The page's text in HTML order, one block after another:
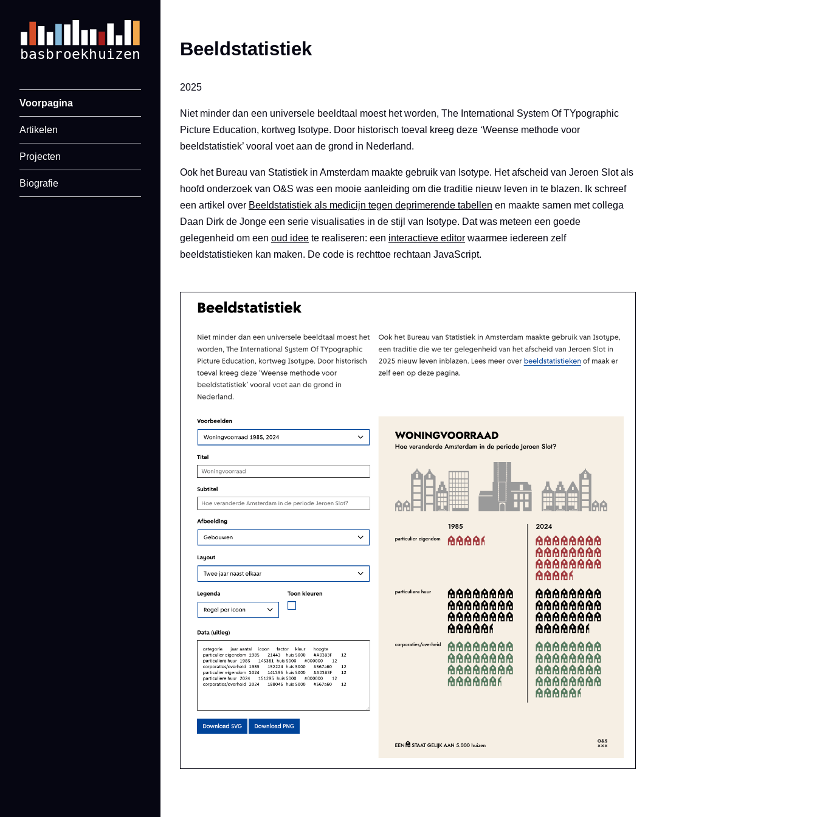
Voorpagina
Artikelen
Projecten
Biografie
Beeldstatistiek
2025
Niet minder dan een universele beeldtaal moest het worden, The International System Of TYpographic
Picture Education, kortweg Isotype. Door historisch toeval kreeg deze ‘Weense methode voor
beeldstatistiek’ vooral voet aan de grond in Nederland.
Ook het Bureau van Statistiek in Amsterdam maakte gebruik van Isotype. Het afscheid van Jeroen Slot als
hoofd onderzoek van O&S was een mooie aanleiding om die traditie nieuw leven in te blazen. Ik schreef
een artikel over Beeldstatistiek als medicijn tegen deprimerende tabellen en maakte samen met collega
Daan Dirk de Jonge een serie visualisaties in de stijl van Isotype. Dat was meteen een goede
gelegenheid om een oud idee te realiseren: een interactieve editor waarmee iedereen zelf
beeldstatistieken kan maken. De code is rechttoe rechtaan JavaScript.